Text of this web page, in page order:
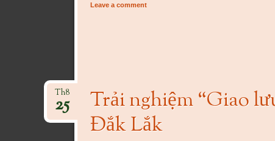
Leave a comment
Trải nghiệm “Giao
Đắk Lắk
Th8
25